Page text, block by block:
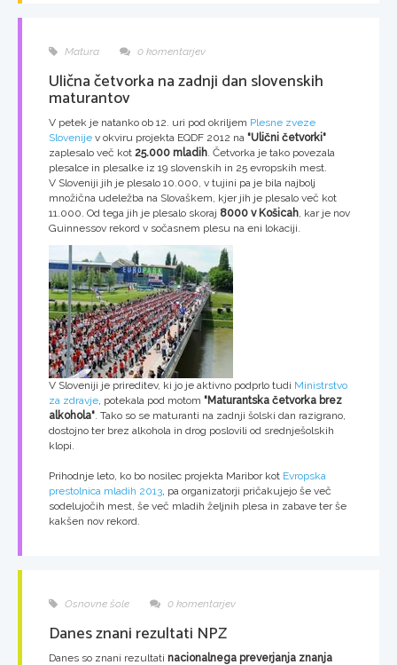
Matura 0 komentarjev
Ulična četvorka na zadnji dan slovenskih
maturantov
V petek je natanko ob 12. uri pod okriljem Plesne zveze
Slovenije v okviru projekta EQDF 2012 na "Ulični četvorki"
zaplesalo več kot 25.000 mladih. Četvorka je tako povezala
plesalce in plesalke iz 19 slovenskih in 25 evropskih mest.
V Sloveniji jih je plesalo 10.000, v tujini pa je bila najbolj
množična udeležba na Slovaškem, kjer jih je plesalo več kot
11.000. Od tega jih je plesalo skoraj 8000 v Košicah, kar je nov
Guinnessov rekord v sočasnem plesu na eni lokaciji.
V Sloveniji je prireditev, ki jo je aktivno podprlo tudi Ministrstvo
za zdravje , potekala pod motom "Maturantska četvorka brez
alkohola" . Tako so se maturanti na zadnji šolski dan razigrano,
dostojno ter brez alkohola in drog poslovili od srednješolskih
klopi.
Prihodnje leto, ko bo nosilec projekta Maribor kot Evropska
prestolnica mladih 2013 , pa organizatorji pričakujejo še več
sodelujočih mest, še več mladih željnih plesa in zabave ter še
kakšen nov rekord.
Osnovne šole 0 komentarjev
Danes znani rezultati NPZ
Danes so znani rezultati nacionalnega preverjanja znanja